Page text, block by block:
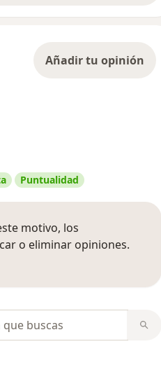
Añadir tu opinión
Puntualidad
motivo, los
o eliminar opiniones.